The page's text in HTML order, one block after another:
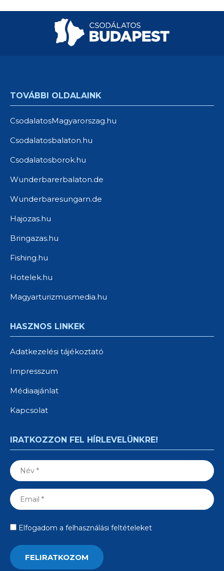
TOVÁBBI OLDALAINK
CsodalatosMagyarorszag.hu
Csodalatosbalaton.hu
Csodalatosborok.hu
Wunderbarerbalaton.de
Wunderbaresungarn.de
Hajozas.hu
Bringazas.hu
Fishing.hu
Hotelek.hu
Magyarturizmusmedia.hu
HASZNOS LINKEK
Adatkezelési tájékoztató
Impresszum
Médiaajánlat
Kapcsolat
IRATKOZZON FEL HÍRLEVELÜNKRE!
Elfogadom a felhasználási feltételeket